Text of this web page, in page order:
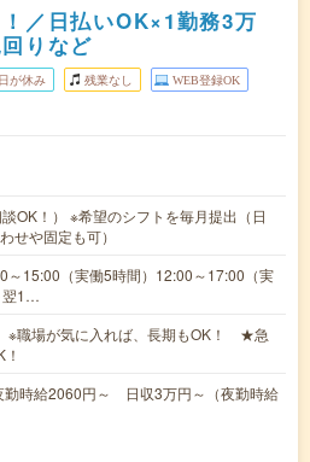
／日払いOK×1勤務3万
りなど
が休み 残業なし WEB登録OK
OK！） ※希望のシフトを毎月提出（日
せや固定も可）
15:00（実働5時間）12:00～17:00（実
翌1…
※職場が気に入れば、長期もOK！ ★急
時給2060円～ 日収3万円～（夜勤時給